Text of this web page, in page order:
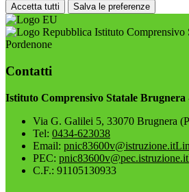
Accetta tutti Salva le preferenze
Istituto Comprensivo
Pordenone
Contatti
Istituto Comprensivo Statale Brugnera
Via G. Galilei 5, 33070 Brugnera
Tel: 0434-623038
Email: pnic83600v@istruzione.it
PEC: pnic83600v@pec.istruzione.it
C.F.: 91105130933